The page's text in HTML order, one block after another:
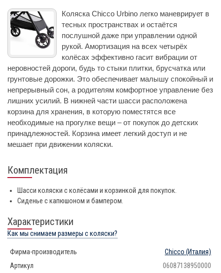
Коляска Chicco Urbino легко маневрирует в
тесных пространствах и остаётся
послушной даже при управлении одной
рукой. Амортизация на всех четырёх
колёсах эффективно гасит вибрации от
неровностей дороги, будь то стыки плитки, брусчатка или
грунтовые дорожки. Это обеспечивает малышу спокойный и
непрерывный сон, а родителям комфортное управление без
лишних усилий. В нижней части шасси расположена
корзина для хранения, в которую поместятся все
необходимые на прогулке вещи – от покупок до детских
принадлежностей. Корзина имеет легкий доступ и не
мешает при движении коляски.
Комплектация
Шасси коляски с колёсами и корзинкой для покупок.
Сиденье с капюшоном и бампером.
Характеристики
Как мы снимаем размеры с коляски?
Фирма-производитель Chicco (Италия)
Артикул
06087138950000